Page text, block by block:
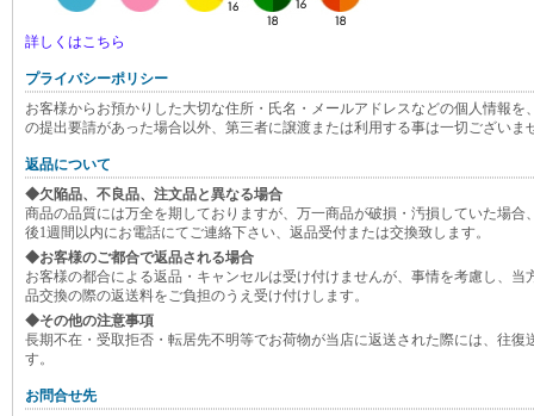
詳しくはこちら
プライバシーポリシー
お客様からお預かりした大切な住所・氏名・メールアドレスなどの個人情報
の提出要請があった場合以外、第三者に譲渡または利用する事は一切ございま
返品について
◆欠陥品、不良品、注文品と異なる場合
商品の品質には万全を期しておりますが、万一商品が破損・汚損していた場合
後1週間以内にお電話にてご連絡下さい、返品受付または交換致します。
◆お客様のご都合で返品される場合
お客様の都合による返品・キャンセルは受け付けませんが、事情を考慮し、
品交換の際の返送料をご負担のうえ受け付けします。
◆その他の注意事項
長期不在・受取拒否・転居先不明等でお荷物が当店に返送された際には、往復
す。
お問合せ先